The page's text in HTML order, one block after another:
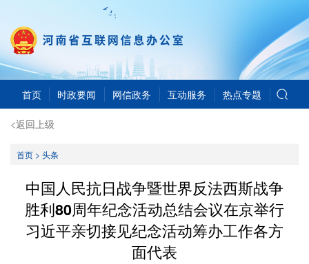
首页 时政要闻 网信政务 互动服务 热点专题
<返回上级
首页> 头条
中国人民抗日战争暨世界反法西斯战争
胜利80周年纪念活动总结会议在京举行
习近平亲切接见纪念活动筹办工作各方
面代表